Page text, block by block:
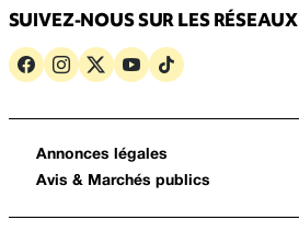
SUIVEZ-NOUS SUR LES RÉSEAUX
Annonces légales
Avis & Marchés publics